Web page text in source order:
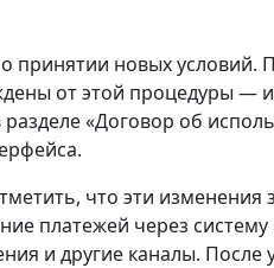
принятии новых условий.
от этой процедуры —
«Договор об
что эти изменения
платежей через
и другие каналы. После